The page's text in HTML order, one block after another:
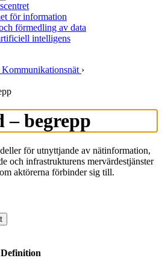
för information
förmedling av data
intelligens
›
– begrepp
för utnyttjande av nätinformation,
och infrastrukturens mervärdestjänster
aktörerna förbinder sig till.
Definition